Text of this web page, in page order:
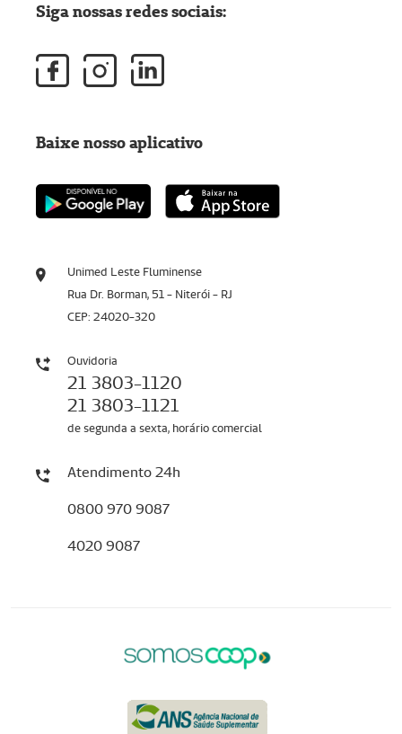
Unimed Leste Fluminense
Rua Dr. Borman, 51 - Niterói - RJ
CEP: 24020-320
Ouvidoria
21 3803-1120
21 3803-1121
de segunda a sexta, horário comercial
Atendimento 24h
0800 970 9087
4020 9087
Siga nossas redes sociais:
Baixe nosso aplicativo